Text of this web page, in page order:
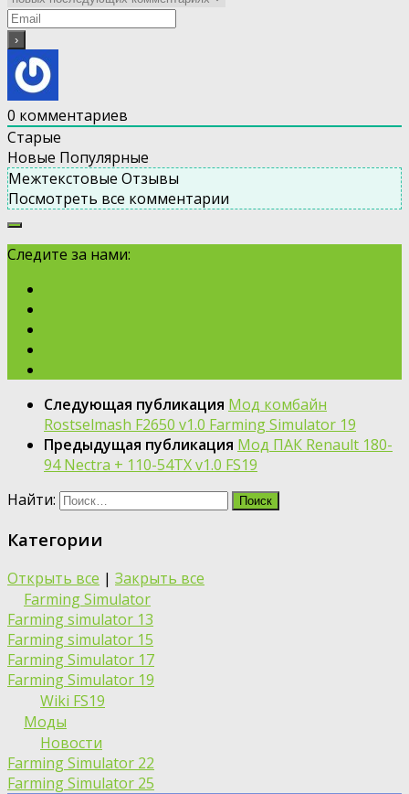
0 комментариев
Старые
Новые Популярные
Межтекстовые Отзывы
Посмотреть все комментарии
Следите за нами:
Следующая публикация Мод комбайн
Rostselmash F2650 v1.0 Farming Simulator 19
Предыдущая публикация Мод ПАК Renault 180-
94 Nectra + 110-54TX v1.0 FS19
Найти:
Категории
Открыть все | Закрыть все
Farming Simulator
Farming simulator 13
Farming simulator 15
Farming Simulator 17
Farming Simulator 19
Wiki FS19
Моды
Новости
Farming Simulator 22
Farming Simulator 25